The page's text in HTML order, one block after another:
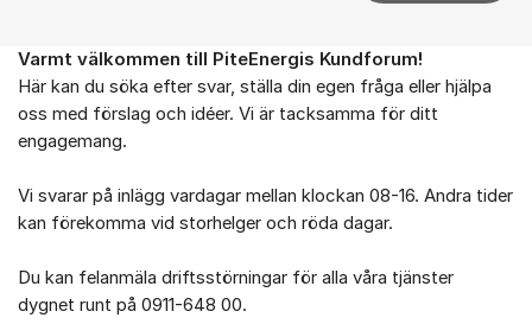
Om forumet
Varmt välkommen till PiteEnergis Kundforum!
Här kan du söka efter svar, ställa din egen fråga eller hjälpa
oss med förslag och idéer. Vi är tacksamma för ditt
engagemang.
Vi svarar på inlägg vardagar mellan klockan 08-16. Andra tider
kan förekomma vid storhelger och röda dagar.
Du kan felanmäla driftsstörningar för alla våra tjänster
dygnet runt på 0911-648 00.